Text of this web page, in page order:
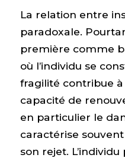
La relation entre
paradoxale.
première comme
où l’individu se
fragilité contribue
capacité de
en particulier le
caractérise
son rejet.